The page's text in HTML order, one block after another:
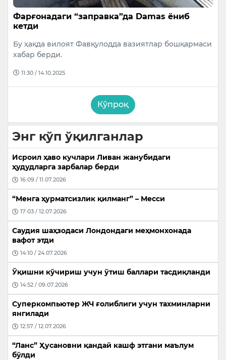
Фарғонадаги “заправка”да Damas ёниб
кетди
Бу ҳақда вилоят Фавқулодда вазиятлар бошқармаси
хабар берди.
11:30 / 14.10.2025
Кўпроқ
Энг кўп ўқилганлар
Исроил ҳаво кучлари Ливан жанубидаги
ҳудудларга зарбалар берди
16:09 / 11.07.2026
“Менга ҳурматсизлик қилманг” – Месси
17:03 / 12.07.2026
Саудия шаҳзодаси Лондондаги меҳмонхонада
вафот этди
14:10 / 24.07.2026
Ўқишни кўчириш учун ўтиш баллари тасдиқланди
14:52 / 09.07.2026
Суперкомпьютер ЖЧ ғолиблиги учун тахминларни
янгилади
12:57 / 12.07.2026
“Ланс” Ҳусановни қандай кашф этгани маълум
бўлди